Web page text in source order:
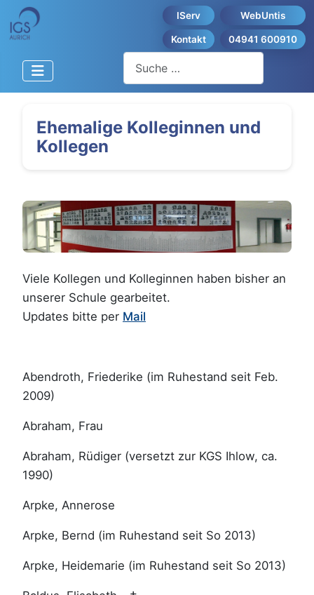
IServ WebUntis
Kontakt 04941 600910
Ehemalige Kolleginnen und
Kollegen
Viele Kollegen und Kolleginnen haben bisher an
unserer Schule gearbeitet.
Updates bitte per Mail
Abendroth, Friederike (im Ruhestand seit Feb.
2009)
Abraham, Frau
Abraham, Rüdiger (versetzt zur KGS Ihlow, ca.
1990)
Arpke, Annerose
Arpke, Bernd (im Ruhestand seit So 2013)
Arpke, Heidemarie (im Ruhestand seit So 2013)